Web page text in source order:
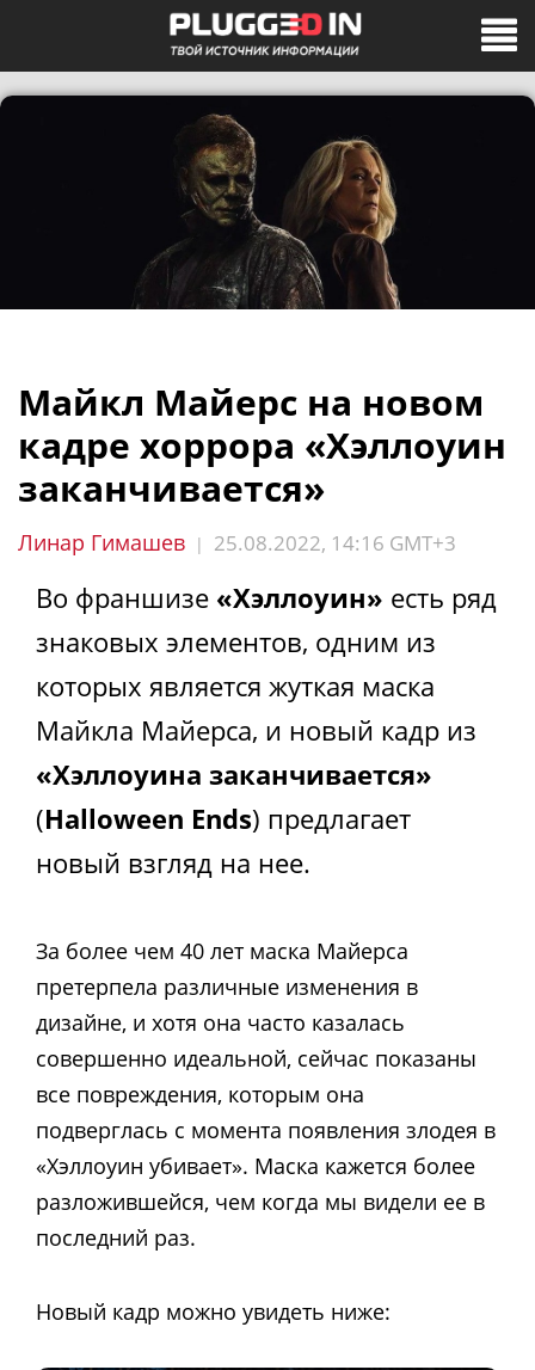
Майкл Майерс на новом
кадре хоррора «Хэллоуин
заканчивается»
Линар Гимашев | 25.08.2022, 14:16 GMT+3
Во франшизе «Хэллоуин» есть ряд
знаковых элементов, одним из
которых является жуткая маска
Майкла Майерса, и новый кадр из
«Хэллоуина заканчивается»
(Halloween Ends) предлагает
новый взгляд на нее.
За более чем 40 лет маска Майерса
претерпела различные изменения в
дизайне, и хотя она часто казалась
совершенно идеальной, сейчас показаны
все повреждения, которым она
подверглась с момента появления злодея в
«Хэллоуин убивает». Маска кажется более
разложившейся, чем когда мы видели ее в
последний раз.
Новый кадр можно увидеть ниже: